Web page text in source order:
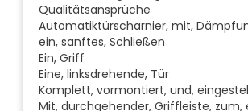
Qualitätsansprüche
Automatiktürscharnier, mit,
ein, sanftes, Schließen
Ein, Griff
Eine, linksdrehende, Tür
Komplett, vormontiert, und,
Mit, durchgehender, Griffleiste, zum,